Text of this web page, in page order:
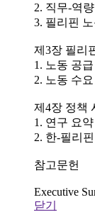
2. 직무-역
3. 필리핀
제3장 필리
1. 노동 공
2. 노동 수
제4장 정책
1. 연구 요약
2. 한-필리
참고문헌
Executive
닫기